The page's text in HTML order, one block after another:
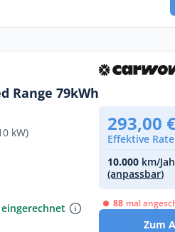
Range 79kWh
kW)
eingerechnet
293,00
Effektive
10.000 km/
(anpassbar)
88 mal
Zum